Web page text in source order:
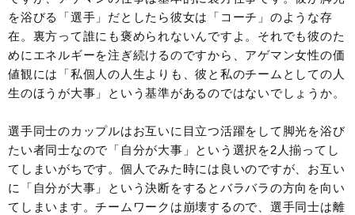
を浴びる「選手」だとしたら彼女は「コーチ」のような存
在。裏方って誰にも褒められないんですよ。それでも彼のた
めにエネルギーを注ぎ続けるのですから、アゲマン女性の価
値観には「私個人の人生よりも、彼と私のチームとしての人
生のほうが大事」という基準があるのではないでしょうか。
選手同士のカップルはお互いに目立つ活躍をして脚光を浴び
たい者同士なので「自分が大事」という選択を2人揃ってし
てしまいがちです。個人でみた時には良いのですが、お互い
に「自分が大事」という決断をするとバラバラの方向を向い
てしまいます。チームワークは崩壊するので、選手同士は離